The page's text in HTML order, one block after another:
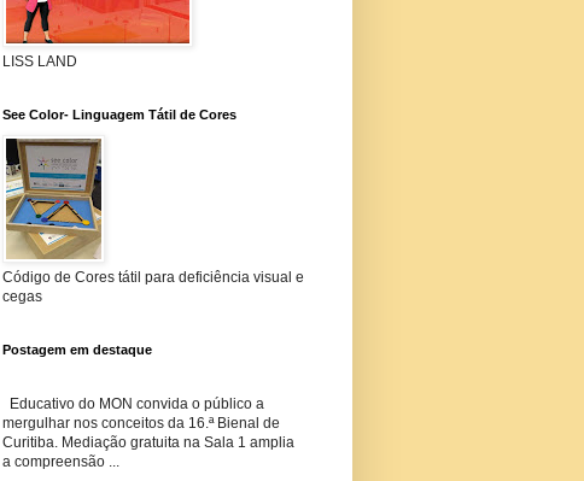
LISS LAND
See Color- Linguagem Tátil de Cores
Código de Cores tátil para deficiência visual e
cegas
Postagem em destaque
Educativo do MON convida o público a
mergulhar nos conceitos da 16.ª Bienal de
Curitiba. Mediação gratuita na Sala 1 amplia
a compreensão ...